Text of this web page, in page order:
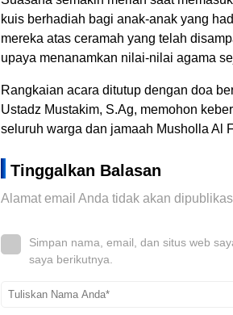
kuis berhadiah bagi anak-anak yang
mereka atas ceramah yang telah
upaya menanamkan nilai-nilai agama
Rangkaian acara ditutup dengan doa
Ustadz Mustakim, S.Ag, memohon
seluruh warga dan jamaah Musholla Al
Tinggalkan Balasan
Alamat email Anda tidak akan
Simpan nama, email, dan situs web
saya berikutnya.